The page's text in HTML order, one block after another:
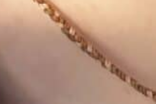
wichtigsten Dinge im Leben sind keine Dinge,